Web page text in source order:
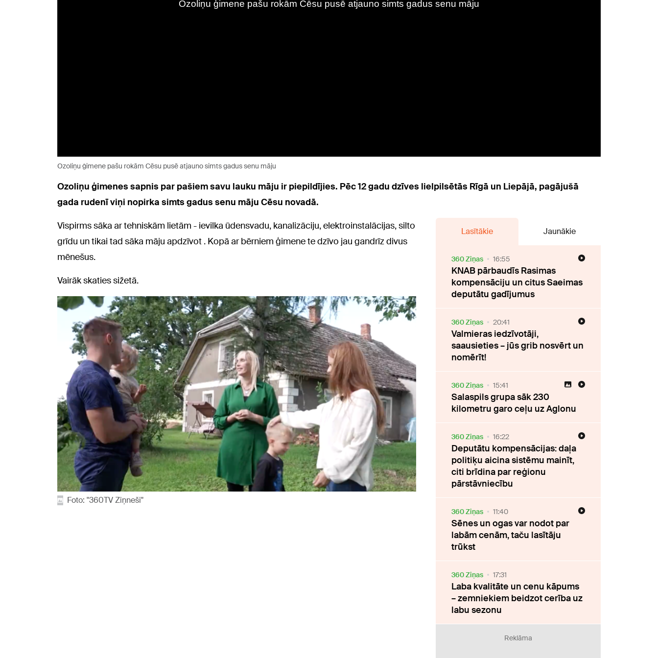
Ozoliņu ģimene pašu rokām Cēsu pusē atjauno simts gadus senu māju
Ozoliņu ģimenes sapnis par pašiem savu lauku māju ir piepildījies. Pēc 12 gadu dzīves lielpilsētās Rīgā un Liepājā, pagājušā
gada rudenī viņi nopirka simts gadus senu māju Cēsu novadā.
Vispirms sāka ar tehniskām lietām - ievilka ūdensvadu, kanalizāciju, elektroinstalācijas, silto
grīdu un tikai tad sāka māju apdzīvot . Kopā ar bērniem ģimene te dzīvo jau gandrīz divus
mēnešus.
Vairāk skaties sižetā.
Foto: "360TV Ziņneši"
Lasītākie Jaunākie
360 Ziņas 16:55
KNAB pārbaudīs Rasimas
kompensāciju un citus Saeimas
deputātu gadījumus
360 Ziņas 20:41
Valmieras iedzīvotāji,
saausieties – jūs grib nosvērt un
nomērīt!
360 Ziņas 15:41
Salaspils grupa sāk 230
kilometru garo ceļu uz Aglonu
360 Ziņas 16:22
Deputātu kompensācijas: daļa
politiķu aicina sistēmu mainīt,
citi brīdina par reģionu
pārstāvniecību
360 Ziņas 11:40
Sēnes un ogas var nodot par
labām cenām, taču lasītāju
trūkst
360 Ziņas 17:31
Laba kvalitāte un cenu kāpums
– zemniekiem beidzot cerība uz
labu sezonu
Reklāma